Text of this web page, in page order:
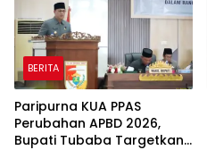
BERITA
Paripurna KUA PPAS
Perubahan APBD 2026,
Bupati Tubaba Targetkan